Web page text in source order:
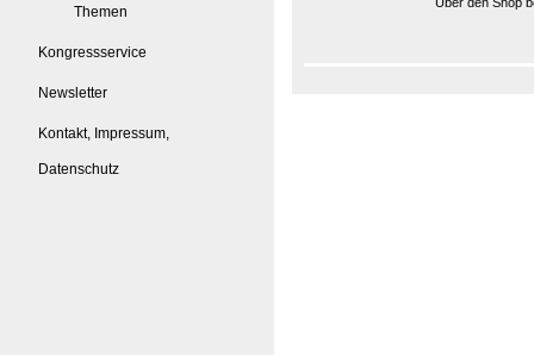
Themen
Kongressservice
Newsletter
Kontakt, Impressum,
Datenschutz